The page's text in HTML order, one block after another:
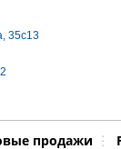
35с13
продажи
Если Вы не
запчасти,
работы